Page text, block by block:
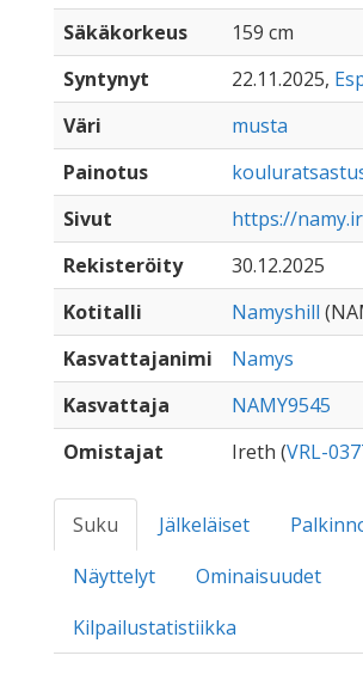
Säkäkorkeus
159 cm
Syntynyt
22.11.2025,
Väri
musta
Painotus
Sivut
https://
Rekisteröity
30.12.2025
Kotitalli
Namyshill
Kasvattajanimi
Namys
Kasvattaja
NAMY9545
Omistajat
Ireth (VRL-
Suku Jälkeläiset
Näyttelyt
Ominaisuudet
Kilpailustatistiikka